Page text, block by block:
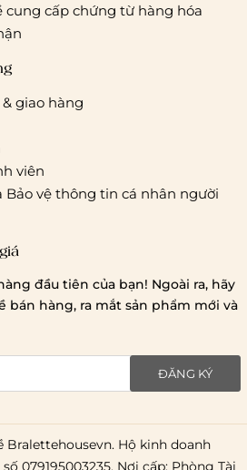
cung cấp chứng từ hàng hóa
giao hàng
viên
Bảo vệ thông tin cá nhân người
đầu tiên của bạn! Ngoài ra, hãy
bán hàng, ra mắt sản phẩm mới và
ĐĂNG KÝ
Bralettehousevn. Hộ kinh doanh
079195003235. Nơi cấp: Phòng Tài